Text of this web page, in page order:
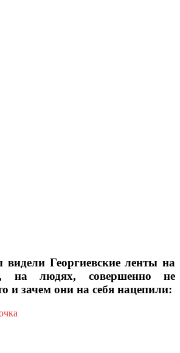
Георгиевские ленты на
на людях, совершенно не
и зачем они на себя нацепили: